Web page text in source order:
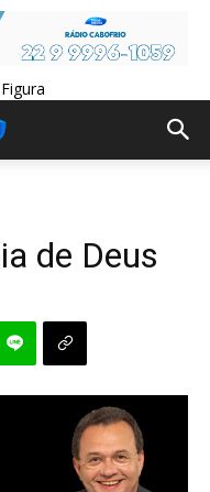
de Deus